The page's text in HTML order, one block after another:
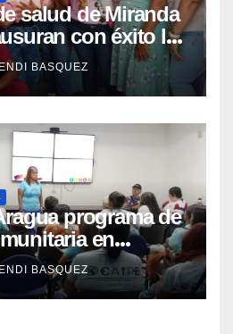
salud de Miranda
con éxito la
de la Lactancia
BASQUEZ
programa de
en
con
BASQUEZ